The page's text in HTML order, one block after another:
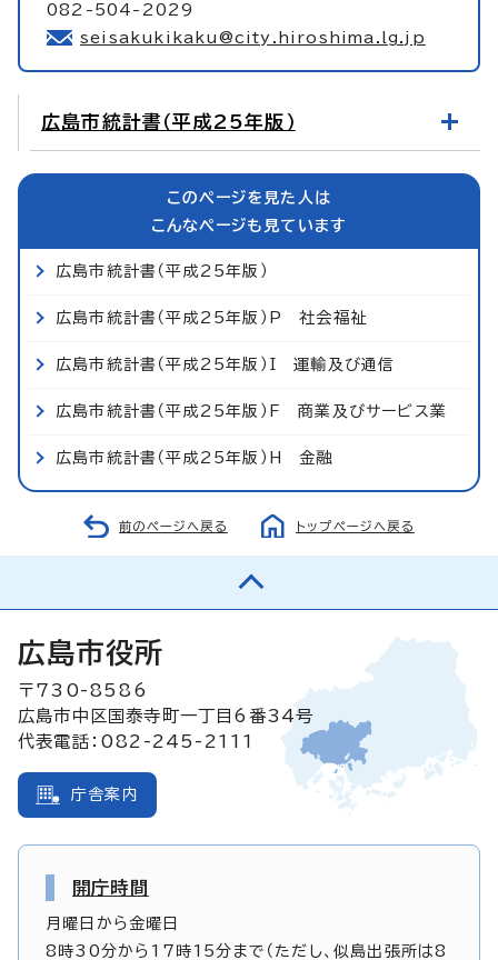
082-504-2029
seisakukikaku@city.hiroshima.lg.jp
広島市統計書（平成25年版）
このページを見た人は
こんなページも見ています
広島市統計書（平成25年版）
広島市統計書（平成25年版）P 社会福祉
広島市統計書（平成25年版）I 運輸及び通信
広島市統計書（平成25年版）F 商業及びサービス業
広島市統計書（平成25年版）H 金融
前のページへ戻る トップページへ戻る
広島市役所
〒730-8586
広島市中区国泰寺町一丁目6番34号
代表電話：082-245-2111
庁舎案内
開庁時間
月曜日から金曜日
8時30分から17時15分まで（ただし、似島出張所は8